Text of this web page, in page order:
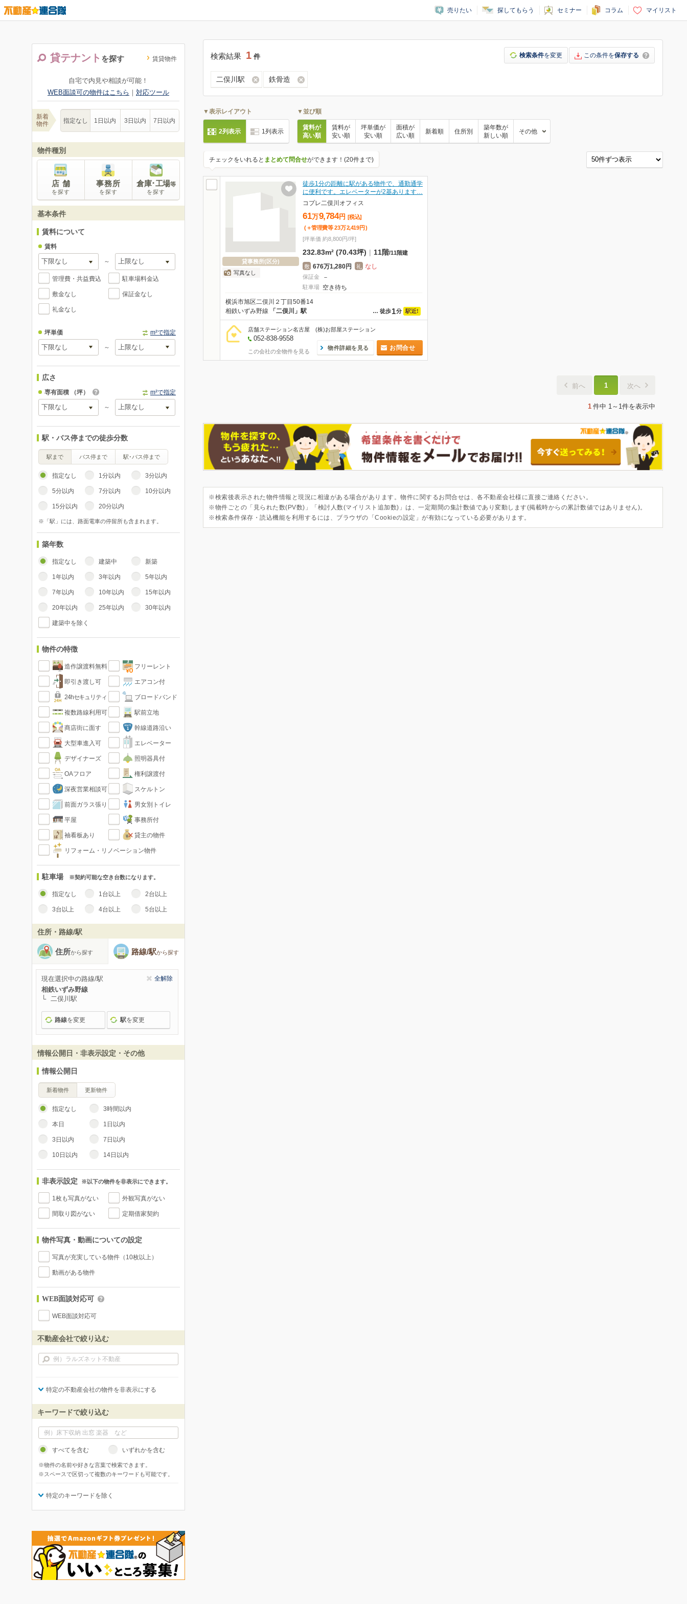
売りたい 探してもらう セミナー コラム マイリスト
貸テナント を探す 賃貸物件
自宅で内見や相談が可能！
WEB面談可の物件はこちら ｜ 対応ツール
新着
物件
指定なし 1日以内 3日以内 7日以内
物件種別
店 舗
を探す
事務所
を探す
倉庫･工場等
を探す
基本条件
賃料について
賃料
～
管理費・共益費込 駐車場料金込
敷金なし 保証金なし
礼金なし
坪単価 m²で指定
～
広さ
専有面積 （坪） m²で指定
～
駅・バス停までの徒歩分数
駅まで バス停まで 駅･バス停まで
指定なし 1分以内 3分以内
5分以内 7分以内 10分以内
15分以内 20分以内
※「駅」には、路面電車の停留所も含まれます。
築年数
指定なし 建築中 新築
1年以内 3年以内 5年以内
7年以内 10年以内 15年以内
20年以内 25年以内 30年以内
建築中を除く
物件の特徴
造作譲渡料無料 フリーレント
即引き渡し可 エアコン付
24hセキュリティ ブロードバンド
複数路線利用可 駅前立地
商店街に面す 幹線道路沿い
大型車進入可 エレベーター
デザイナーズ 照明器具付
OAフロア 権利譲渡付
深夜営業相談可 スケルトン
前面ガラス張り 男女別トイレ
平屋 事務所付
袖看板あり 貸主の物件
リフォーム・リノベーション物件
駐車場 ※契約可能な空き台数になります。
指定なし 1台以上 2台以上
3台以上 4台以上 5台以上
住所・路線/駅
住所から探す 路線/駅から探す
現在選択中の路線/駅 全解除
相鉄いずみ野線
二俣川駅
路線を変更 駅を変更
情報公開日・非表示設定・その他
情報公開日
新着物件 更新物件
指定なし 3時間以内
本日 1日以内
3日以内 7日以内
10日以内 14日以内
非表示設定 ※以下の物件を非表示にできます。
1枚も写真がない 外観写真がない
間取り図がない 定期借家契約
物件写真・動画についての設定
写真が充実している物件（10枚以上）
動画がある物件
WEB面談対応可
WEB面談対応可
不動産会社で絞り込む
特定の不動産会社の物件を非表示にする
キーワードで絞り込む
すべてを含む いずれかを含む
※物件の名前や好きな言葉で検索できます。
※スペースで区切って複数のキーワードも可能です。
特定のキーワードを除く
検索結果 1 件 検索条件を変更 この条件を保存する
二俣川駅 鉄骨造
▼表示レイアウト
2列表示 1列表示
▼並び順
賃料が
高い順
賃料が
安い順
坪単価が
安い順
面積が
広い順
新着順 住所別
築年数が
新しい順
その他
チェックをいれると まとめて問合せができます！(20件まで)
貸事務所(区分)
写真なし
徒歩1分の距離に駅がある物件で、通勤通学
に便利です。エレベーターが2基あります…
コプレ二俣川オフィス
61万9,784円
[税込]
(＋管理費等 23万2,419 円 )
[坪単価 約8,800円/坪]
232.83m² (70.43坪) | 11階/11階建
敷 676万1,280円 礼 なし
保証金 －
駐車場 空き待ち
横浜市旭区二俣川２丁目50番14
… 徒歩1分 駅近!
相鉄いずみ野線 「二俣川」駅
店舗ステーション名古屋 (株)お部屋ステーション
052-838-9558
この会社の全物件を見る
物件詳細を見る お問合せ
前へ 1 次へ
1 件中 1～1件を表示中
※検索後表示された物件情報と現況に相違がある場合があります。物件に関するお問合せは、各不動産会社様に直接ご連絡ください。
※物件ごとの「見られた数(PV数)」「検討人数(マイリスト追加数)」は、一定期間の集計数値であり変動します(掲載時からの累計数値ではありません)。
※検索条件保存・読込機能を利用するには、ブラウザの「Cookieの設定」が有効になっている必要があります。